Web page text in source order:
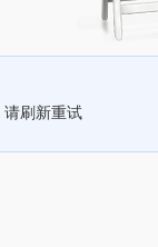
请刷新重试